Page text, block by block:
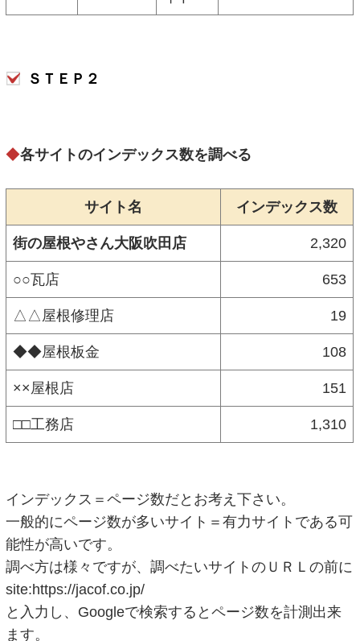
ＳＴＥＰ２
◆各サイトのインデックス数を調べる
サイト名 インデックス数
街の屋根やさん大阪吹田店 2,320
○○瓦店 653
△△屋根修理店 19
◆◆屋根板金 108
××屋根店 151
□□工務店 1,310
インデックス＝ページ数だとお考え下さい。
一般的にページ数が多いサイト＝有力サイトである可
能性が高いです。
調べ方は様々ですが、調べたいサイトのＵＲＬの前に
site:https://jacof.co.jp/
と入力し、Googleで検索するとページ数を計測出来
ます。